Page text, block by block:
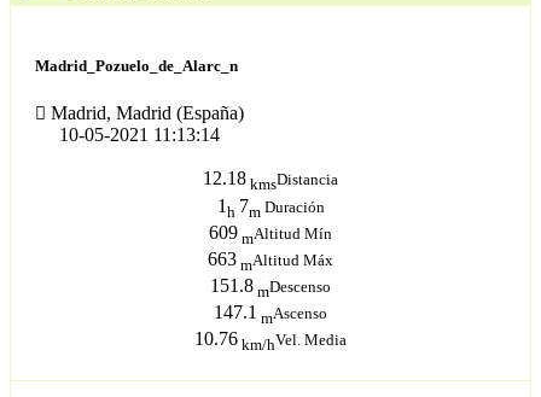
Madrid_Pozuelo_de_Alarc_n
Madrid, Madrid (España)
10-05-2021 11:13:14
12.18 kmsDistancia
1 h 7m Duración
609 mAltitud Mín
663 mAltitud Máx
151.8 mDescenso
147.1 mAscenso
10.76 km/hVel. Media